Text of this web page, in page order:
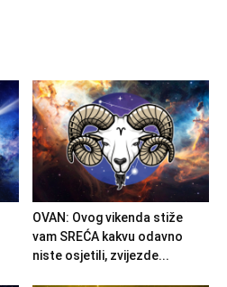
OVAN: Ovog vikenda stiže
vam SREĆA kakvu odavno
niste osjetili, zvijezde...